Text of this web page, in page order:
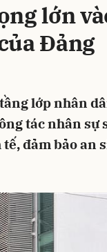
lớn
Đảng
lớp nhân
tác nhân sự
đảm bảo an